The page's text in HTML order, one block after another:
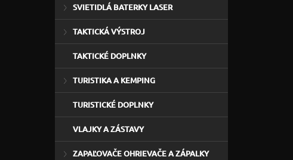
SVIETIDLÁ BATERKY LASER
TAKTICKÁ VÝSTROJ
TAKTICKÉ DOPLNKY
TURISTIKA A KEMPING
TURISTICKÉ DOPLNKY
VLAJKY A ZÁSTAVY
ZAPAĽOVAČE OHRIEVAČE A ZÁPALKY